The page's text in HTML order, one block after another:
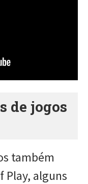
de jogos
também
Play, alguns